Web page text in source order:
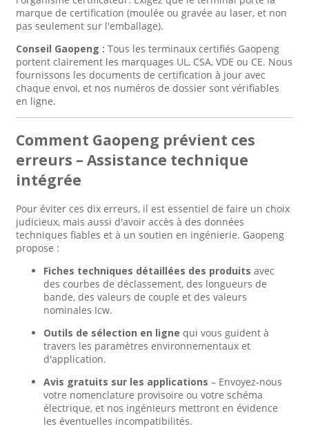
marque de certification (moulée ou gravée au laser, et non
pas seulement sur l'emballage).
Conseil Gaopeng : Tous les terminaux certifiés Gaopeng
portent clairement les marquages ​​UL, CSA, VDE ou CE. Nous
fournissons les documents de certification à jour avec
chaque envoi, et nos numéros de dossier sont vérifiables
en ligne.
Comment Gaopeng prévient ces
erreurs – Assistance technique
intégrée
Pour éviter ces dix erreurs, il est essentiel de faire un choix
judicieux, mais aussi d'avoir accès à des données
techniques fiables et à un soutien en ingénierie. Gaopeng
propose :
Fiches techniques détaillées des produits avec
des courbes de déclassement, des longueurs de
bande, des valeurs de couple et des valeurs
nominales Icw.
Outils de sélection en ligne qui vous guident à
travers les paramètres environnementaux et
d'application.
Avis gratuits sur les applications – Envoyez-nous
votre nomenclature provisoire ou votre schéma
électrique, et nos ingénieurs mettront en évidence
les éventuelles incompatibilités.